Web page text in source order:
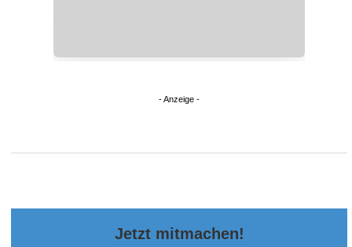
Jetzt mitmachen!